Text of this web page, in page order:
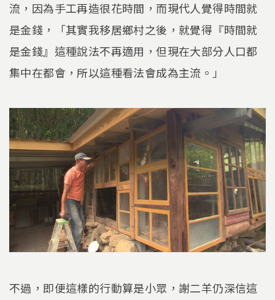
流，因為手工再造很花時間，而現代人覺得時間就
是金錢，「其實我移居鄉村之後，就覺得『時間就
是金錢』這種說法不再適用，但現在大部分人口都
集中在都會，所以這種看法會成為主流。」
不過，即便這樣的行動算是小眾，謝二羊仍深信這